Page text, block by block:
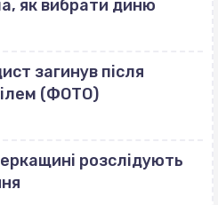
як вибрати диню
загинув після
(ФОТО)
розслідують